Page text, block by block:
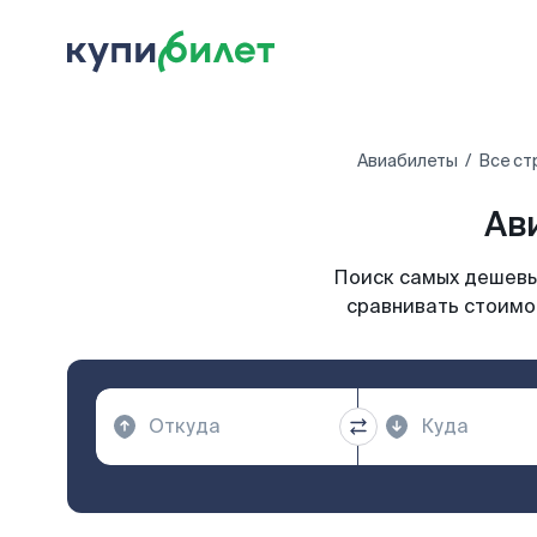
Авиабилеты Все
Поиск самых
сравнивать